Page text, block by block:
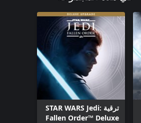
ترقية STAR WARS Jedi:
Fallen Order™ Deluxe